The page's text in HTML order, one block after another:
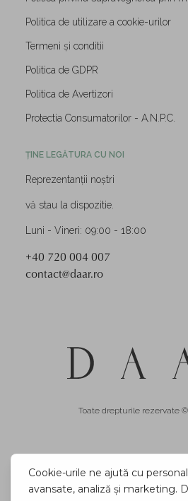
Politica de utilizare a cookie-urilor
Termeni și conditii
Politica de GDPR
Politica de Avertizori
Protectia Consumatorilor - A.N.P.C.
ȚINE LEGĂTURA CU NOI
Reprezentanții noștri
vă stau la dispozitie.
Luni - Vineri: 09:00 - 18:00
+40 720 004 007
contact@daar.ro
Toate drepturile rezervate ©